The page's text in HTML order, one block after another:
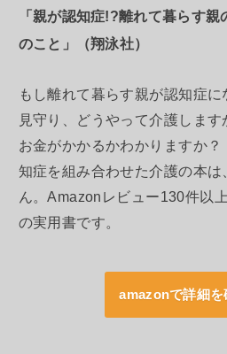
「親が認知症!?離れて暮らす
のこと」（翔泳社）
もし離れて暮らす親が認知症
見守り、どうやって介護しま
お金がかかるかわかりますか
知症を組み合わせた介護の本
ん。Amazonレビュー130件以
の実用書です。
amazonで詳細を